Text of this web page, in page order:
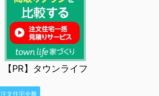
【PR】タウンライフ
注文住宅全般